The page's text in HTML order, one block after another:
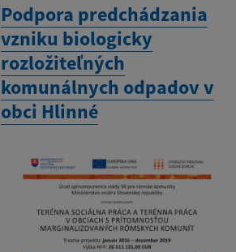
Podpora predchádzania
vzniku biologicky
rozložiteľných
komunálnych odpadov v
obci Hlinné